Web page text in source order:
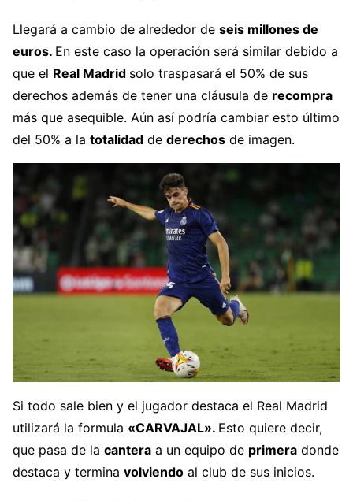
Llegará a cambio de alrededor de seis millones de
euros. En este caso la operación será similar debido a
que el Real Madrid solo traspasará el 50% de sus
derechos además de tener una cláusula de recompra
más que asequible. Aún así podría cambiar esto último
del 50% a la totalidad de derechos de imagen.
Si todo sale bien y el jugador destaca el Real Madrid
utilizará la formula «CARVAJAL». Esto quiere decir,
que pasa de la cantera a un equipo de primera donde
destaca y termina volviendo al club de sus inicios.